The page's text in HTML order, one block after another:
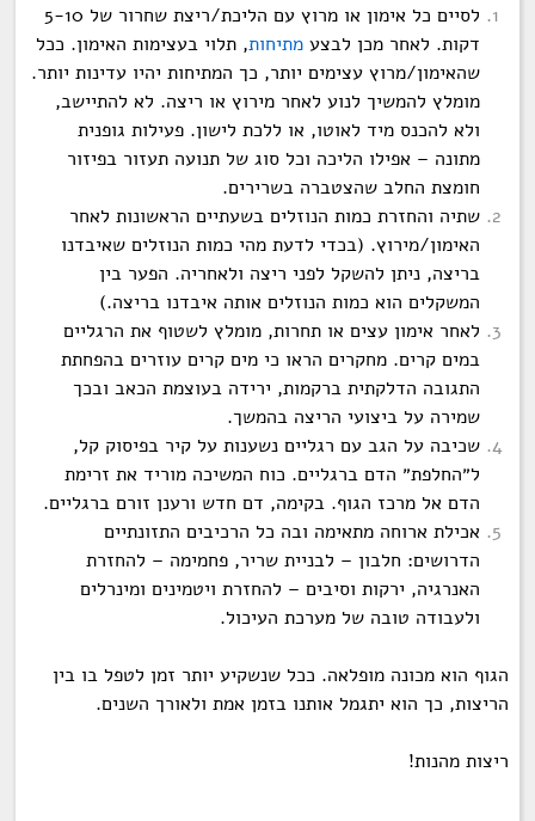
לסיים כל אימון או מרוץ עם הליכת/ריצת שחרור של 5-10
דקות. לאחר מכן לבצעמתיחות, תלוי בעצימות האימון. ככל
שהאימון/מרוץ עצימים יותר, כך המתיחות יהיו עדינות יותר.
מומלץ להמשיך לנוע לאחר מירוץ או ריצה. לא להתיישב,
ולא להכנס מיד לאוטו, או ללכת לישון. פעילות גופנית
מתונה – אפילו הליכה וכל סוג של תנועה תעזור בפיזור
חומצת החלב שהצטברה בשרירים.
שתיה והחזרת כמות הנוזלים בשעתיים הראשונות לאחר
האימון/מירוץ. (בכדי לדעת מהי כמות הנוזלים שאיבדנו
בריצה, ניתן להשקל לפני ריצה ולאחריה. הפער בין
המשקלים הוא כמות הנוזלים אותה איבדנו בריצה.)
לאחר אימון עצים או תחרות, מומלץ לשטוף את הרגליים
במים קרים. מחקרים הראו כי מים קרים עוזרים בהפחתת
התגובה הדלקתית ברקמות, ירידה בעוצמת הכאב ובכך
שמירה על ביצועי הריצה בהמשך.
שכיבה על הגב עם רגליים נשענות על קיר בפיסוק קל,
ל״החלפת״ הדם ברגליים. כוח המשיכה מוריד את זרימת
הדם אל מרכז הגוף. בקימה, דם חדש ורענן זורם ברגליים.
אכילת ארוחה מתאימה ובה כל הרכיבים התזונתיים
הדרושים: חלבון – לבניית שריר, פחמימה – להחזרת
האנרגיה, ירקות וסיבים – להחזרת ויטמינים ומינרלים
ולעבודה טובה של מערכת העיכול.
הגוף הוא מכונה מופלאה. ככל שנשקיע יותר זמן לטפל בו בין
הריצות, כך הוא יתגמל אותנו בזמן אמת ולאורך השנים.
ריצות מהנות!